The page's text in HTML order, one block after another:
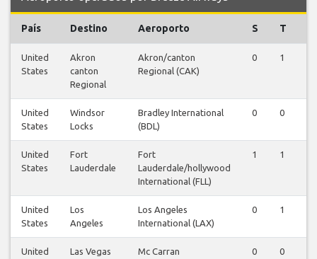
País Destino Aeroporto S T
United
States
Akron
canton
Regional
Akron/canton
Regional (CAK)
0 1
United
States
Windsor
Locks
Bradley International
(BDL)
0 0
United
States
Fort
Lauderdale
Fort
Lauderdale/hollywood
International (FLL)
1 1
United
States
Los
Angeles
Los Angeles
International (LAX)
0 1
United
Las Vegas
Mc Carran
0 0